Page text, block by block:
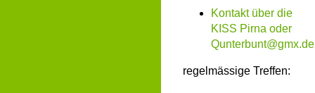
Kontakt über die
KISS Pirna oder
Qunterbunt@gmx.de
regelmässige Treffen: